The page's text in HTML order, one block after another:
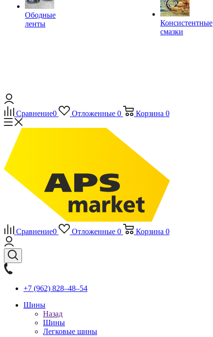
Ободные
ленты
Консистентные
смазки
Сравнение0 Отложенные 0 Корзина 0
Сравнение0 Отложенные 0 Корзина 0
+7 (962) 828‒48‒54
Шины
Назад
Шины
Легковые шины